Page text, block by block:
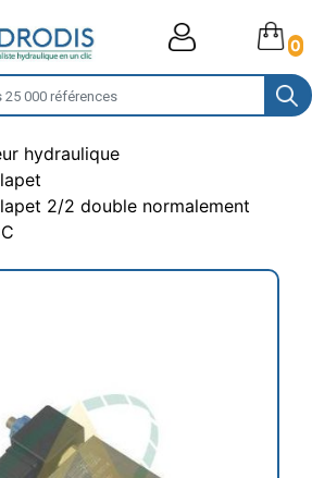
0
hydraulique
2/2 double normalement